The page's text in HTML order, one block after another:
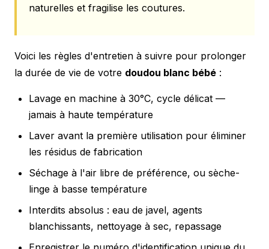
naturelles et fragilise les coutures.
Voici les règles d'entretien à suivre pour prolonger
la durée de vie de votre doudou blanc bébé :
Lavage en machine à 30°C, cycle délicat —
jamais à haute température
Laver avant la première utilisation pour éliminer
les résidus de fabrication
Séchage à l'air libre de préférence, ou sèche-
linge à basse température
Interdits absolus : eau de javel, agents
blanchissants, nettoyage à sec, repassage